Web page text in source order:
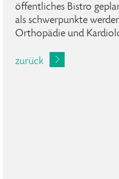
öffentliches Bistro
als schwerpunkte
Orthopädie und
zurück